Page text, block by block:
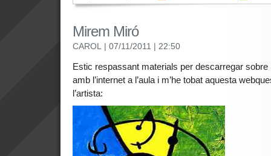
Mirem Miró
CAROL | 07/11/2011 | 22:50
Estic respassant materials per descarregar
amb l’internet a l’aula i m’he tobat aquesta
l’artista: